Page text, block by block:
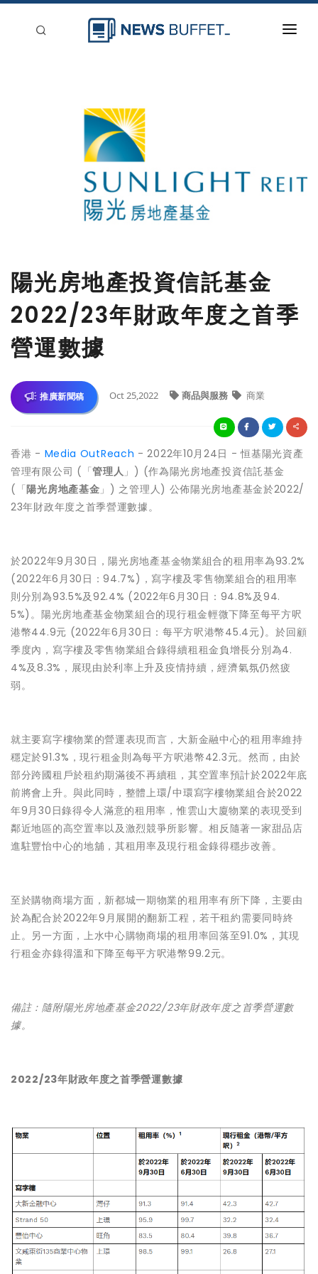
陽光房地產投資信託基金
2022/23年財政年度之首季
營運數據
推廣新聞稿 Oct 25,2022 商品與服務 商業
香港 - Media OutReach - 2022年10月24日 - 恒基陽光資產
管理有限公司 (「管理人」) (作為陽光房地產投資信託基金
(「陽光房地產基金」) 之管理人) 公佈陽光房地產基金於2022/
23年財政年度之首季營運數據。
於2022年9月30日，陽光房地產基金物業組合的租用率為93.2%
(2022年6月30日：94.7%)，寫字樓及零售物業組合的租用率
則分別為93.5%及92.4% (2022年6月30日：94.8%及94.
5%)。陽光房地產基金物業組合的現行租金輕微下降至每平方呎
港幣44.9元 (2022年6月30日：每平方呎港幣45.4元)。於回顧
季度內，寫字樓及零售物業組合錄得續租租金負增長分別為4.
4%及8.3%，展現由於利率上升及疫情持續，經濟氣氛仍然疲
弱。
就主要寫字樓物業的營運表現而言，大新金融中心的租用率維持
穩定於91.3%，現行租金則為每平方呎港幣42.3元。然而，由於
部分跨國租戶於租約期滿後不再續租，其空置率預計於2022年底
前將會上升。與此同時，整體上環/中環寫字樓物業組合於2022
年9月30日錄得令人滿意的租用率，惟雲山大廈物業的表現受到
鄰近地區的高空置率以及激烈競爭所影響。相反隨著一家甜品店
進駐豐怡中心的地舖，其租用率及現行租金錄得穩步改善。
至於購物商場方面，新都城一期物業的租用率有所下降，主要由
於為配合於2022年9月展開的翻新工程，若干租約需要同時終
止。另一方面，上水中心購物商場的租用率回落至91.0%，其現
行租金亦錄得溫和下降至每平方呎港幣99.2元。
備註：隨附陽光房地產基金2022/23年財政年度之首季營運數
據。
2022/23年財政年度之首季營運數據